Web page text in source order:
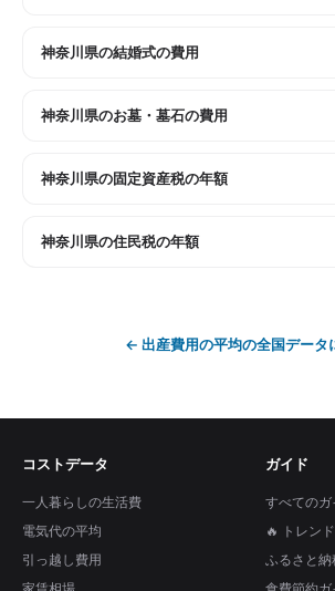
神奈川県の結婚式の費用
神奈川県のお墓・墓石の費用
神奈川県の固定資産税の年額
神奈川県の住民税の年額
← 出産費用の平均の全国データ
コストデータ
一人暮らしの生活費
電気代の平均
引っ越し費用
ガイド
すべてのガ
🔥 トレン
ふるさと